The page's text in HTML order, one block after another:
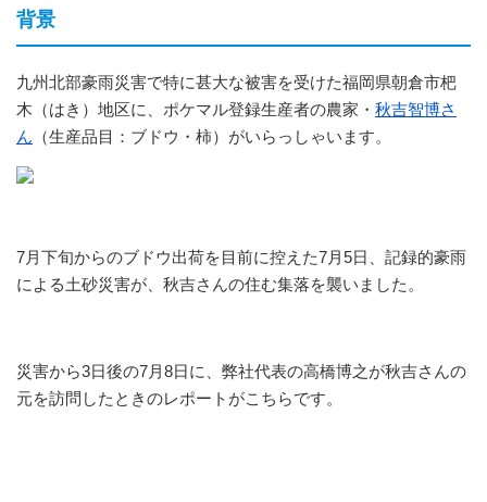
背景
九州北部豪雨災害で特に甚大な被害を受けた福岡県朝倉市杷
木（はき）地区に、ポケマル登録生産者の農家・ 秋吉智博さ
ん （生産品目：ブドウ・柿）がいらっしゃいます。
7月下旬からのブドウ出荷を目前に控えた7月5日、記録的豪雨
による土砂災害が、秋吉さんの住む集落を襲いました。
災害から3日後の7月8日に、弊社代表の高橋博之が秋吉さんの
元を訪問したときのレポートがこちらです。